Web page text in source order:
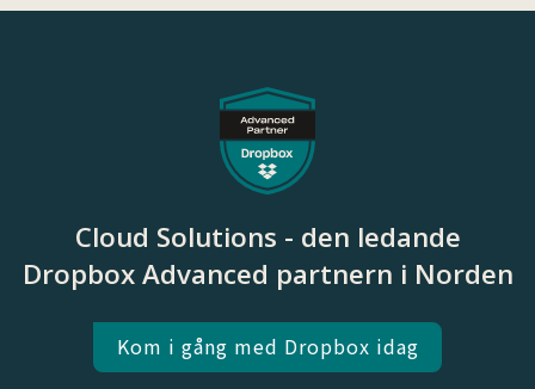
Cloud Solutions - den ledande
Dropbox Advanced partnern i Norden
Kom i gång med Dropbox idag